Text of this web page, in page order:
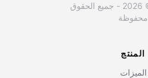
حقوق النشر © 2026 - جميع الحقوق
محفوظة
المنتج
الميزات